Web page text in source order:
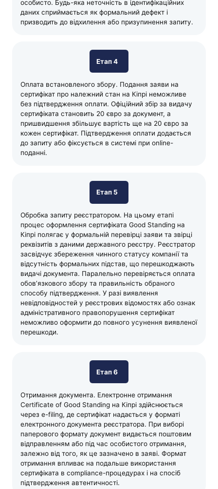
особисто. Будь-яка неточність в ідентифікаційних
даних сприймається як формальний дефект і
призводить до відхилення або призупинення запиту.
Етап 4
Оплата встановленого збору. Подання заяви на
сертифікат про належний стан на Кіпрі неможливе
без підтвердження оплати. Офіційний збір за видачу
сертифіката становить 20 євро за документ, а
пришвидшення збільшує вартість ще на 20 євро за
кожен сертифікат. Підтвердження оплати додається
до запиту або фіксується в системі при online-
поданні.
Етап 5
Обробка запиту реєстратором. На цьому етапі
процес оформлення сертифіката Good Standing на
Кіпрі полягає у формальній перевірці заяви та звірці
реквізитів з даними державного реєстру. Реєстратор
засвідчує збереження чинного статусу компанії та
відсутність формальних підстав, що перешкоджають
видачі документа. Паралельно перевіряється оплата
обов’язкового збору та правильність обраного
способу підтвердження. У разі виявлення
невідповідностей у реєстрових відомостях або ознак
адміністративного правопорушення сертифікат
неможливо оформити до повного усунення виявленої
перешкоди.
Етап 6
Отримання документа. Електронне отримання
Certificate of Good Standing на Кіпрі здійснюється
через e-filing, де сертифікат надається у форматі
електронного документа реєстратора. При виборі
паперового формату документ видається поштовим
відправленням або під час особистого отримання,
залежно від того, як це зазначено в заяві. Формат
отримання впливає на подальше використання
сертифіката в compliance-процедурах і на спосіб
підтвердження автентичності.